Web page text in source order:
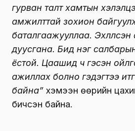
гурван талт хамтын
амжилттай зохион
баталгаажууллаа.
дуусгана. Бид нэг
ёстой. Цаашид ч гэсэн
ажиллах болно гэдэгтээ
байна” хэмээн өөрийн
бичсэн байна.